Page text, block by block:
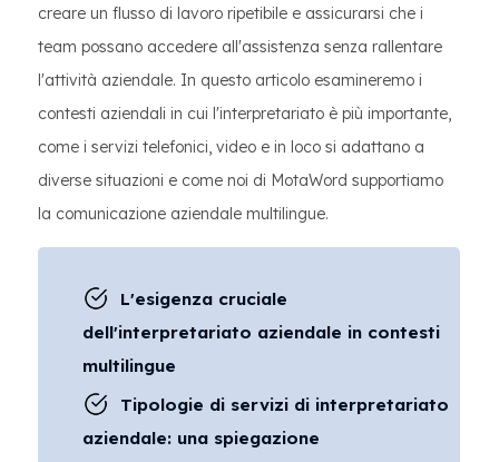
creare un flusso di lavoro ripetibile e assicurarsi che i
team possano accedere all'assistenza senza rallentare
l'attività aziendale. In questo articolo esamineremo i
contesti aziendali in cui l'interpretariato è più importante,
come i servizi telefonici, video e in loco si adattano a
diverse situazioni e come noi di MotaWord supportiamo
la comunicazione aziendale multilingue.
L'esigenza cruciale
dell'interpretariato aziendale in contesti
multilingue
Tipologie di servizi di interpretariato
aziendale: una spiegazione